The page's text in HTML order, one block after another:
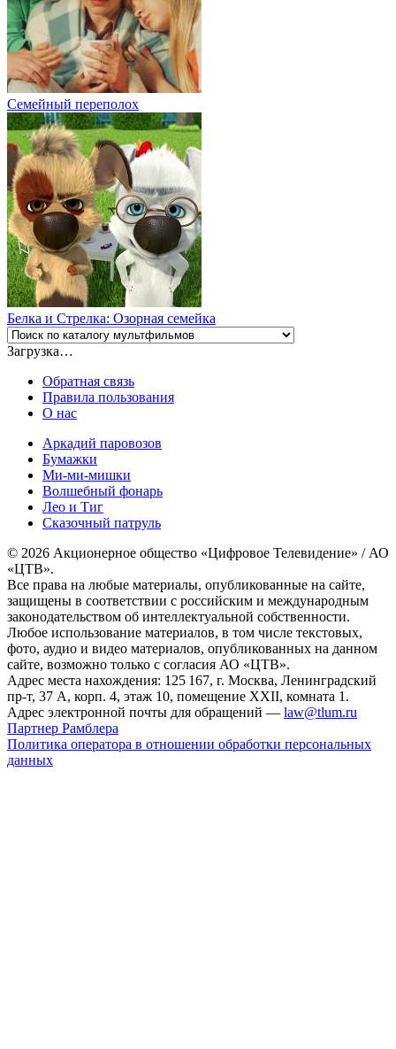
Семейный переполох
Белка и Стрелка: Озорная семейка
Загрузка…
Обратная связь
Правила пользования
О нас
Аркадий паровозов
Бумажки
Ми-ми-мишки
Волшебный фонарь
Лео и Тиг
Сказочный патруль
© 2026 Акционерное общество «Цифровое Телевидение» / АО
«ЦТВ».
Все права на любые материалы, опубликованные на сайте,
защищены в соответствии с российским и международным
законодательством об интеллектуальной собственности.
Любое использование материалов, в том числе текстовых,
фото, аудио и видео материалов, опубликованных на данном
сайте, возможно только с согласия АО «ЦТВ».
Адрес места нахождения: 125 167, г. Москва, Ленинградский
пр-т, 37 А, корп. 4, этаж 10, помещение XXII, комната 1.
Адрес электронной почты для обращений — law@tlum.ru
Партнер Рамблера
Политика оператора в отношении обработки персональных
данных